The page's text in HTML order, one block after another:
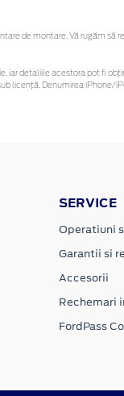
de montare. Vă rugăm
detaliile acestora pot fi
licență. Denumirea
SERVICE
Operatiuni
Garantii si
Accesorii
Rechemari
FordPass